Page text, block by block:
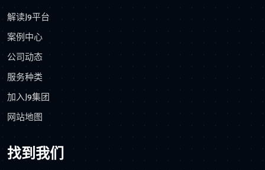
解读J9平台
案例中心
公司动态
服务种类
加入J9集团
网站地图
找到我们